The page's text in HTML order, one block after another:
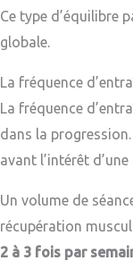
Ce type d’équilibre
globale.
La fréquence
La fréquence
dans la
avant l’intérêt
Un volume de
récupération
2 à 3 fois par